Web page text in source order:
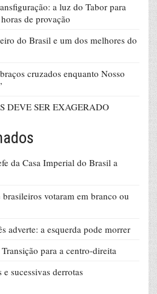
a luz do Tabor para
de provação
do Brasil e um dos melhores do
cruzados enquanto Nosso
DEVE SER EXAGERADO
da Casa Imperial do Brasil a
votaram em branco ou
adverte: a esquerda pode morrer
para a centro-direita
sucessivas derrotas